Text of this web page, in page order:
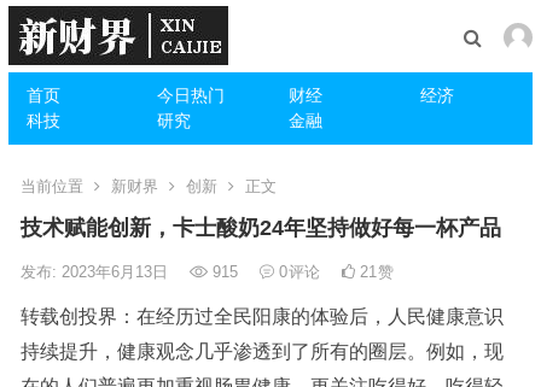
首页 今日热门 财经
经济
科技
研究 金融
当前位置 新财界 创新 正文
技术赋能创新，卡士酸奶24年坚持做好每一杯产品
发布: 2023年6月13日 915 0评论 21赞
转载创投界：在经历过全民阳康的体验后，人民健康意识
持续提升，健康观念几乎渗透到了所有的圈层。例如，现